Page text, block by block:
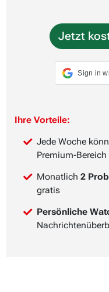
Jetzt
Sign in
Ihre Vorteile:
Jede Woche
Premium-
Monatlich 2
gratis
Persönliche